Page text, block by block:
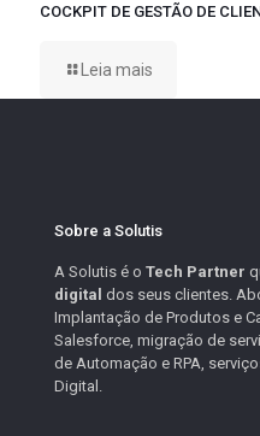
COCKPIT DE GESTÃO DE
Leia mais
Sobre a Solutis
A Solutis é o Tech Partner
digital dos seus clientes.
Implantação de Produtos e
Salesforce, migração de
de Automação e RPA,
Digital.